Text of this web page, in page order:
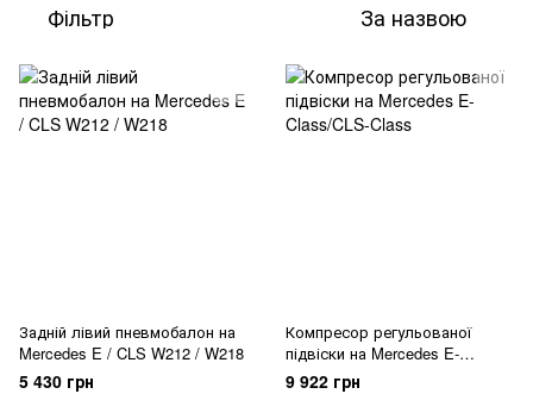
Фільтр За назвою
Задній лівий пневмобалон на
Mercedes E / CLS W212 / W218
5 430 грн
Компресор регульованої
підвіски на Mercedes E-
Class/CLS-Class
9 922 грн